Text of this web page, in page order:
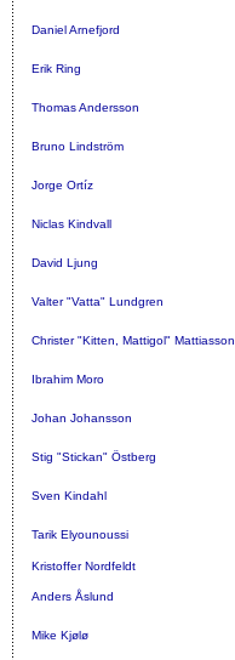
Daniel Arnefjord
Erik Ring
Thomas Andersson
Bruno Lindström
Jorge Ortíz
Niclas Kindvall
David Ljung
Valter "Vatta" Lundgren
Christer "Kitten, Mattigol" Mattiasson
Ibrahim Moro
Johan Johansson
Stig "Stickan" Östberg
Sven Kindahl
Tarik Elyounoussi
Kristoffer Nordfeldt
Anders Åslund
Mike Kjølø